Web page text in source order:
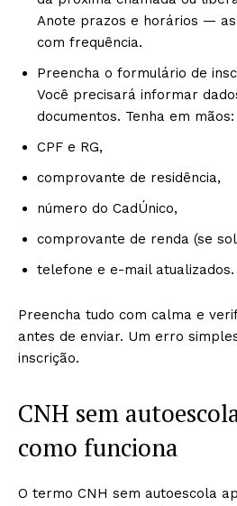
Anote prazos e horários —
com frequência.
Preencha o formulário de
Você precisará informar
documentos. Tenha em mãos:
CPF e RG,
comprovante de residência,
número do CadÚnico,
comprovante de renda (se
telefone e e-mail atualizados.
Preencha tudo com calma e
antes de enviar. Um erro
inscrição.
CNH sem
como funciona
O termo CNH sem autoescola